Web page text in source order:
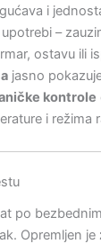
i
–
ostavu ili
jasno
kontrole
i režima
po
Opremljen je